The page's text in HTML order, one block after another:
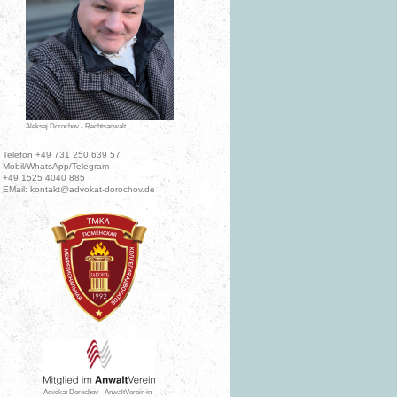
Aleksej Dorochov - Rechtsanwalt
Telefon +49 731 250 639 57
Mobil/WhatsApp/Telegram
+49 1525 4040 885
EMail: kontakt@advokat-dorochov.de
Advokat Dorochov - AnwaltVerein in